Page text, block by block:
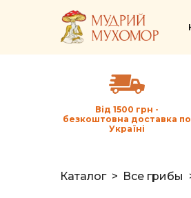
Від 1500 грн -
безкоштовна доставка по
Україні
Каталог Все грибы